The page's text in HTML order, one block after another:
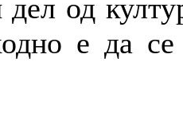
дел од
е да